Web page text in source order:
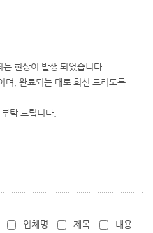
현상이 발생 되었습니다.
며, 완료되는 대로 회신 드리도록
탁 드립니다.
업체명 제목 내용